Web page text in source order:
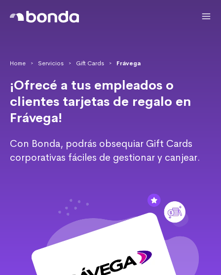
Home > Servicios > Gift Cards > Frávega
¡Ofrecé a tus empleados o
clientes tarjetas de regalo en
Frávega!
Con Bonda, podrás obsequiar Gift Cards
corporativas fáciles de gestionar y canjear.